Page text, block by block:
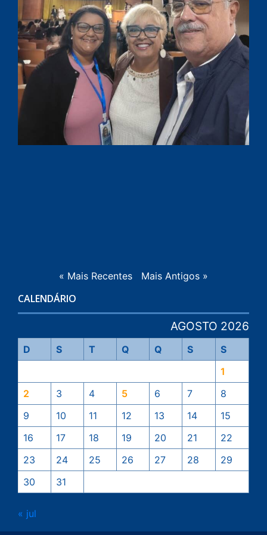
« Mais Recentes Mais Antigos »
CALENDÁRIO
AGOSTO 2026
D S T Q Q S
S
1
2
3 4 5 6 7
8
9
10 11 12 13 14
15
16
17 18 19 20 21
22
23
24 25 26 27 28
29
30
31
« jul